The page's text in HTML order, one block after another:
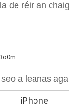
de réir an
a leanas
iPhone